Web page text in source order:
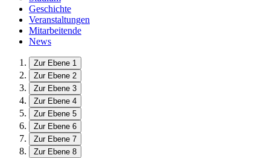
Geschichte
Veranstaltungen
Mitarbeitende
News
Zur Ebene 1
Zur Ebene 2
Zur Ebene 3
Zur Ebene 4
Zur Ebene 5
Zur Ebene 6
Zur Ebene 7
Zur Ebene 8